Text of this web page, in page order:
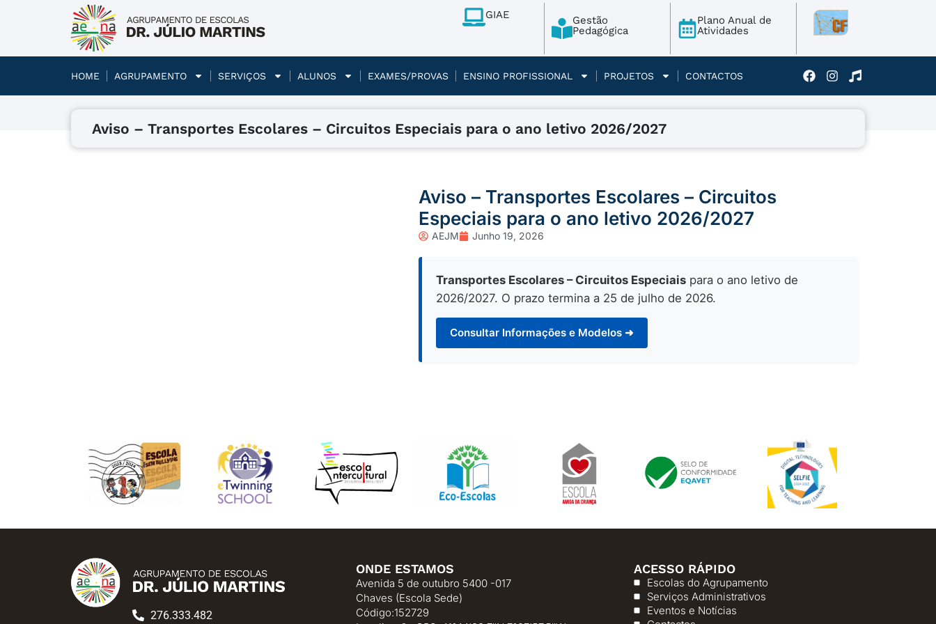
GIAE
Gestão
Pedagógica
Plano Anual de
Atividades
HOME AGRUPAMENTO SERVIÇOS ALUNOS EXAMES/PROVAS ENSINO PROFISSIONAL PROJETOS CONTACTOS
Aviso – Transportes Escolares – Circuitos Especiais para o ano letivo 2026/2027
Aviso – Transportes Escolares – Circuitos
Especiais para o ano letivo 2026/2027
AEJM Junho 19, 2026
Transportes Escolares – Circuitos Especiais para o ano letivo de
2026/2027. O prazo termina a 25 de julho de 2026.
Consultar Informações e Modelos ➜
276.333.482
ONDE ESTAMOS
Avenida 5 de outubro 5400 -017
Chaves (Escola Sede)
Código:152729
ACESSO RÁPIDO
Escolas do Agrupamento
Serviços Administrativos
Eventos e Notícias